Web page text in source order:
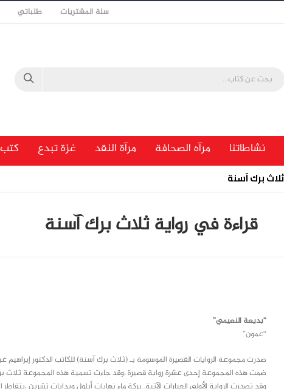
سلة المشتريات طلباتي
نشاطاتنا مرآه الصحافة مرآة النقد غزة تبدع
برك آسنة
قراءة في رواية ثلاث برك آسنة
“بديعة النعيمي”
“عمون”
صدرت مجموعة الروايات القصيرة الموسومة بـ (ثلاث برك آسنة) للكاتب الدكتور إبراهيم
ضمت هذه المجموعة إحدى عشرة رواية قصيرة ،وقد جاءت تسمية هذه المجموعة ثلاث